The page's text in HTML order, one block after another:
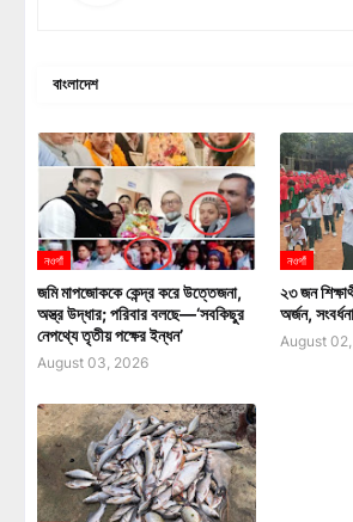
বাংলাদেশ
নওগাঁ
জমি মাপজোককে কেন্দ্র করে উত্তেজনা,
অস্ত্র উদ্ধার; পরিবার বলছে—‘সবকিছুর
নেপথ্যে তৃতীয় পক্ষের ইন্ধন’
August 03, 2026
নওগাঁ
২৩ জন
অর্জন,
August